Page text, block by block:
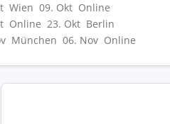
Wien 09. Okt Online
Online 23. Okt Berlin
München 06. Nov Online